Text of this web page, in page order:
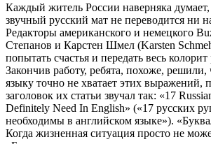
Каждый житель России наверняка
звучный русский мат не переводится ни
Редакторы американского и немецкого
Степанов и Карстен Шмел (Karsten
попытать счастья и передать весь колорит
Закончив работу, ребята, похоже, решили,
языку точно не хватает этих выражений,
заголовок их статьи звучал так: «17
Definitely Need In English» («17 русских
необходимы в английском языке»).
Когда жизненная ситуация просто не